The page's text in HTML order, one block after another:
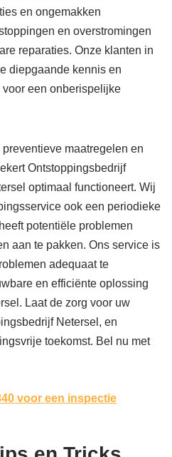
en ongemakken
en overstromingen
reparaties. Onze klanten in
diepgaande kennis en
een onberispelijke
maatregelen en
Ontstoppingsbedrijf
optimaal functioneert. Wij
ook een periodieke
potentiële problemen
aan te pakken. Ons service is
adequaat te
en efficiënte oplossing
Laat de zorg voor uw
Netersel, en
toekomst. Bel nu met
voor een inspectie